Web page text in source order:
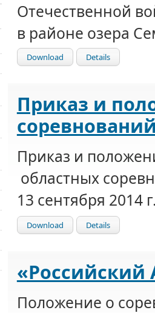
Отечественной
в районе озера
Download Details
Приказ и
Приказ и
областных
13 сентября 2014
Download Details
«Российский
Положение о